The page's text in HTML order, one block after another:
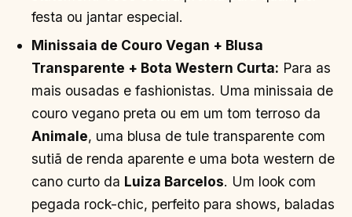
festa ou jantar especial.
Minissaia de Couro Vegan + Blusa
Transparente + Bota Western Curta: Para as
mais ousadas e fashionistas. Uma minissaia de
couro vegano preta ou em um tom terroso da
Animale, uma blusa de tule transparente com
sutiã de renda aparente e uma bota western de
cano curto da Luiza Barcelos. Um look com
pegada rock-chic, perfeito para shows, baladas